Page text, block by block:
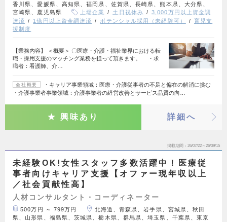
香川県、愛媛県、高知県、福岡県、佐賀県、長崎県、熊本県、大分県、
宮崎県、鹿児島県
上場企業 土日祝休み
3,000万円以上資金調
達済
1億円以上資金調達済 ポテンシャル採用（未経験可）
育児支
援制度
【業務内容】 ＜概要＞ 〇医療・介護・福祉業界における転
職・採用支援のマッチング業務を担って頂きます。 ・求
職者：看護師、介…
会社概要
・キャリア事業領域：医療・介護従事者の不足と偏在の解消に挑む
・介護事業者事業領域：介護事業者の経営改善とサービス品質の向…
興味あり 詳細へ
掲載期間 26/07/22～26/09/15
未経験OK!女性スタッフ多数活躍中！医療従
事者向けキャリア支援【オファー現年収以上
／社会貢献性高】
人材コンサルタント・コーディネーター
500万円 ～ 799万円
北海道、青森県、岩手県、宮城県、秋田
県、山形県、福島県、茨城県、栃木県、群馬県、埼玉県、千葉県、東京